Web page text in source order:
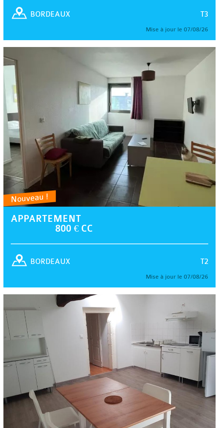
T3
BORDEAUX
Mise à jour le 07/08/26
Nouveau !
APPARTEMENT
800 € CC
T2
BORDEAUX
Mise à jour le 07/08/26